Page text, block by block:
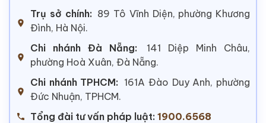
Trụ sở chính: 89 Tô Vĩnh Diện, phường Khương
Đình, Hà Nội.
Chi nhánh Đà Nẵng:
141 Diệp Minh Châu,
phường Hoà Xuân, Đà Nẵng.
Chi nhánh TPHCM: 161A Đào Duy Anh, phường
Đức Nhuận, TPHCM.
Tổng đài tư vấn pháp luật: 1900.6568